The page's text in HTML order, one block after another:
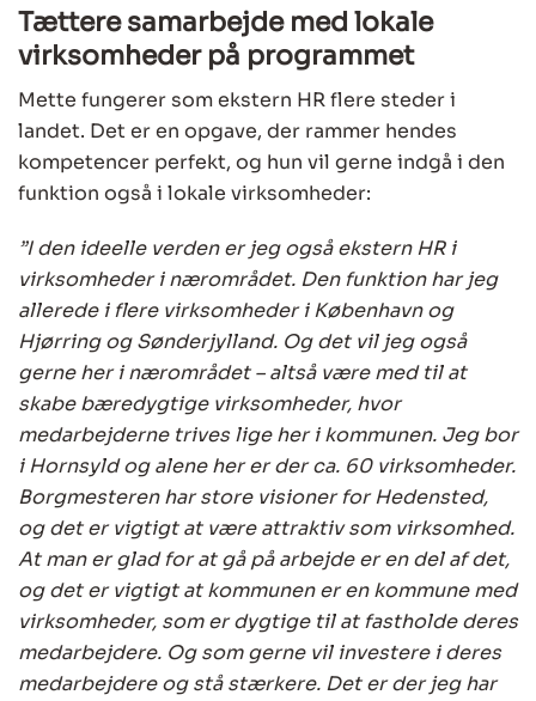
Tættere samarbejde med lokale
virksomheder på programmet
Mette fungerer som ekstern HR flere steder i
landet. Det er en opgave, der rammer hendes
kompetencer perfekt, og hun vil gerne indgå i den
funktion også i lokale virksomheder:
”I den ideelle verden er jeg også ekstern HR i
virksomheder i nærområdet. Den funktion har jeg
allerede i flere virksomheder i København og
Hjørring og Sønderjylland. Og det vil jeg også
gerne her i nærområdet – altså være med til at
skabe bæredygtige virksomheder, hvor
medarbejderne trives lige her i kommunen. Jeg bor
i Hornsyld og alene her er der ca. 60 virksomheder.
Borgmesteren har store visioner for Hedensted,
og det er vigtigt at være attraktiv som virksomhed.
At man er glad for at gå på arbejde er en del af det,
og det er vigtigt at kommunen er en kommune med
virksomheder, som er dygtige til at fastholde deres
medarbejdere. Og som gerne vil investere i deres
medarbejdere og stå stærkere. Det er der jeg har